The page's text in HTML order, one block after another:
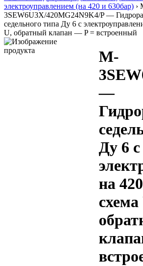
электроуправлением (на 420 и 630бар) ›
3SEW6U3X/420MG24N9K4/P —
седельного типа Ду 6 с
U, обратный клапан — P = встроенный
M-
—
Ду 6 с
на
схема